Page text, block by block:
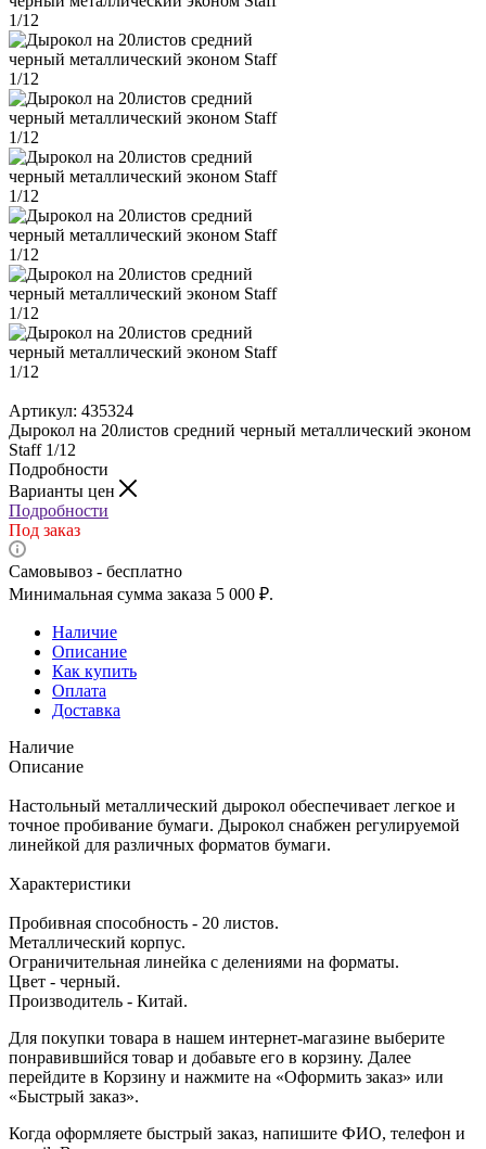
Артикул: 435324
Дырокол на 20листов средний черный металлический эконом
Staff 1/12
Подробности
Варианты цен
Подробности
Под заказ
Самовывоз - бесплатно
Минимальная сумма заказа 5 000 ₽.
Наличие
Описание
Как купить
Оплата
Доставка
Наличие
Описание
Настольный металлический дырокол обеспечивает легкое и
точное пробивание бумаги. Дырокол снабжен регулируемой
линейкой для различных форматов бумаги.
Характеристики
Пробивная способность - 20 листов.
Металлический корпус.
Ограничительная линейка с делениями на форматы.
Цвет - черный.
Производитель - Китай.
Для покупки товара в нашем интернет-магазине выберите
понравившийся товар и добавьте его в корзину. Далее
перейдите в Корзину и нажмите на «Оформить заказ» или
«Быстрый заказ».
Когда оформляете быстрый заказ, напишите ФИО, телефон и